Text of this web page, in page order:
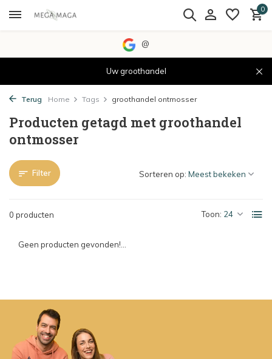
0
@
Uw groothandel
Terug Home Tags groothandel ontmosser
Producten getagd met groothandel
ontmosser
Filter
0 producten Toon:
Sorteren op:
Geen producten gevonden!...